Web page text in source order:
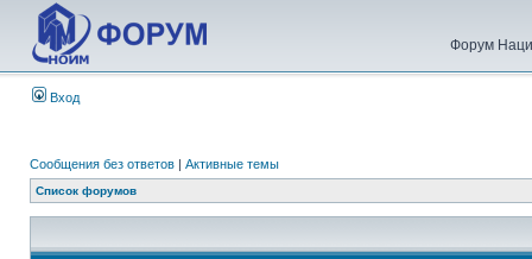
Форум
Вход
Сообщения без ответов | Активные темы
Список форумов